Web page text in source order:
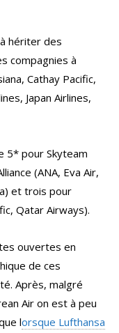
hériter des
compagnies à
Cathay Pacific,
Japan Airlines,
5* pour Skyteam
(ANA, Eva Air,
et trois pour
Qatar Airways).
ouvertes en
de ces
Après, malgré
Air on est à peu
lorsque Lufthansa